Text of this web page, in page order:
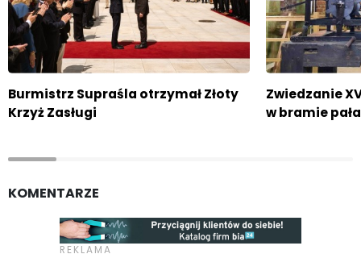
Burmistrz Supraśla otrzymał Złoty
Krzyż Zasługi
Zwiedzanie
w bramie
KOMENTARZE